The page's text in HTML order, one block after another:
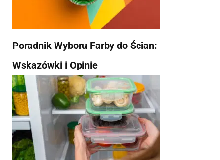
Poradnik Wyboru Farby do Ścian:
Wskazówki i Opinie